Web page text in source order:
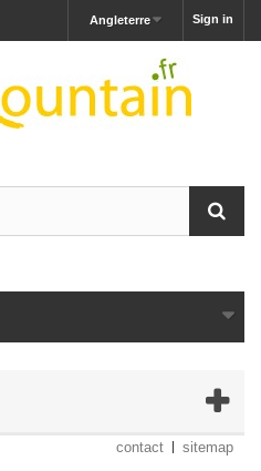
Sign in
Angleterre
contact sitemap